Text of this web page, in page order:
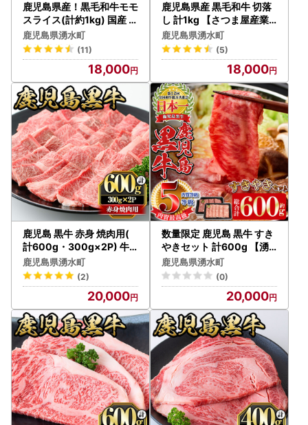
鹿児島県産！黒毛和牛モモ
スライス(計約1kg) 国産 モ
モスライス 牛肉 もも肉 パ
ック すき焼き用 【ナンチ
ク】_y321
鹿児島県湧水町
(11)
18,000
鹿児島県産 黒毛和牛 切落
し 計1kg 【さつま屋産業
】 牛肉 切り落とし_y427
鹿児島県湧水町
(5)
18,000
鹿児島 黒牛 赤身 焼肉用(
計600g・300g×2P) 牛
肉 黒毛和牛【さつま屋産
業】_y433
鹿児島県湧水町
(2)
20,000
数量限定 鹿児島 黒牛 すき
やきセット 計600g 【湧
水町JAあいら】 スライス
すき焼き用 _y189
鹿児島県湧水町
(0)
20,000